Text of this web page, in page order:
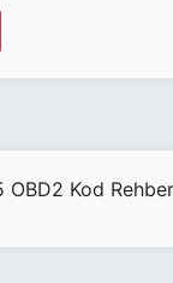
Kod